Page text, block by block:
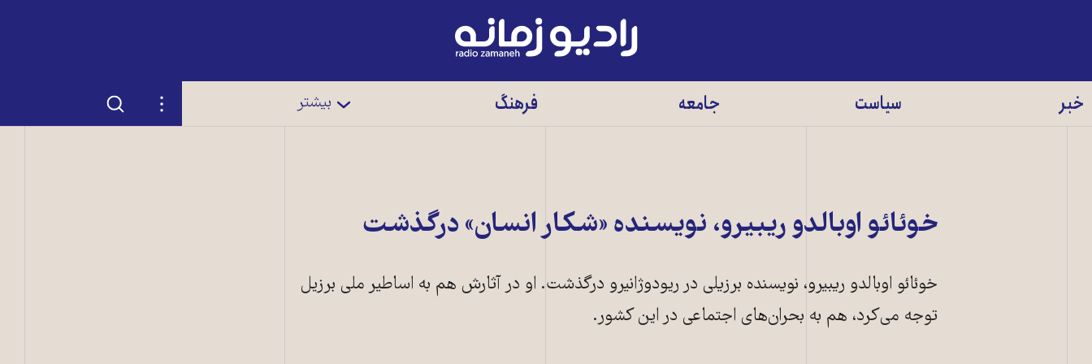
رادیو
زمانه
خبر سیاست جامعه فرهنگ بیشتر تنظیمات جستجو
خوئائو اوبالدو ریبیرو، نویسنده «شکار انسان» درگذشت
خوئائو اوبالدو ریبیرو، نویسنده برزیلی در ریودوژانیرو درگذشت. او در آثارش هم به اساطیر ملی برزیل
توجه می‌کرد، هم به بحران‌های اجتماعی در این کشور.